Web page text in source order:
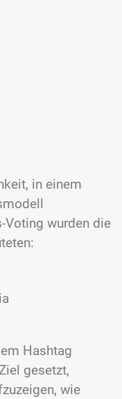
in einem
wurden die
Hashtag
gesetzt,
wie